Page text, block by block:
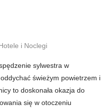
i Noclegi
sylwestra w
świeżym powietrzem i
to doskonała okazja do
się w otoczeniu